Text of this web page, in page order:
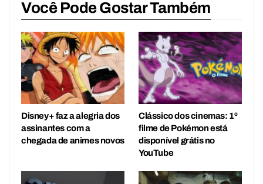
Você Pode Gostar Também
Disney+ faz a alegria dos
assinantes com a
chegada de animes novos
Clássico dos cinemas: 1º
filme de Pokémon está
disponível grátis no
YouTube